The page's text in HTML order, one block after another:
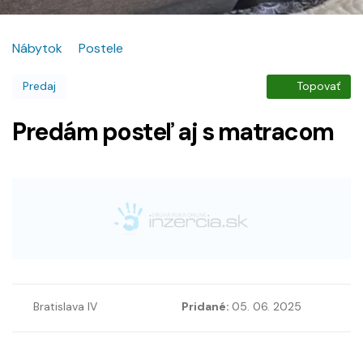
Nábytok Postele
Predaj Topovať
Predám posteľ aj s matracom
Bratislava IV Pridané: 05. 06. 2025